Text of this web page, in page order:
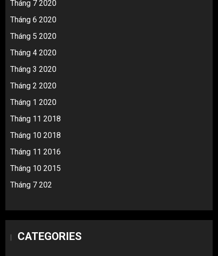
Tháng 7 2020
Tháng 6 2020
Tháng 5 2020
Tháng 4 2020
Tháng 3 2020
Tháng 2 2020
Tháng 1 2020
Tháng 11 2018
Tháng 10 2018
Tháng 11 2016
Tháng 10 2015
Tháng 7 202
CATEGORIES